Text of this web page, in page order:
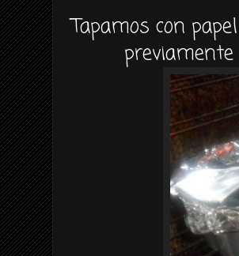
Tapamos con